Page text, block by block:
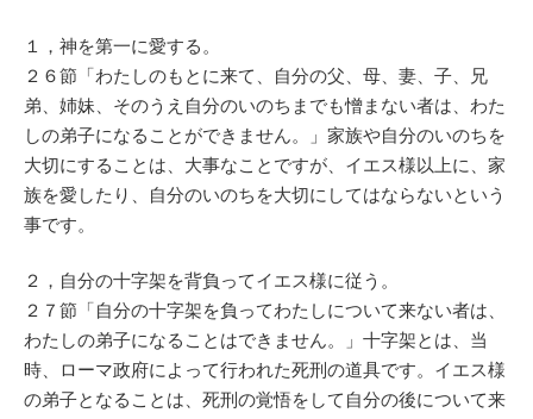
１，神を第一に愛する。
２６節「わたしのもとに来て、自分の父、母、妻、子、兄
弟、姉妹、そのうえ自分のいのちまでも憎まない者は、わた
しの弟子になることができません。」家族や自分のいのちを
大切にすることは、大事なことですが、イエス様以上に、家
族を愛したり、自分のいのちを大切にしてはならないという
事です。
２，自分の十字架を背負ってイエス様に従う。
２７節「自分の十字架を負ってわたしについて来ない者は、
わたしの弟子になることはできません。」十字架とは、当
時、ローマ政府によって行われた死刑の道具です。イエス様
の弟子となることは、死刑の覚悟をして自分の後について来